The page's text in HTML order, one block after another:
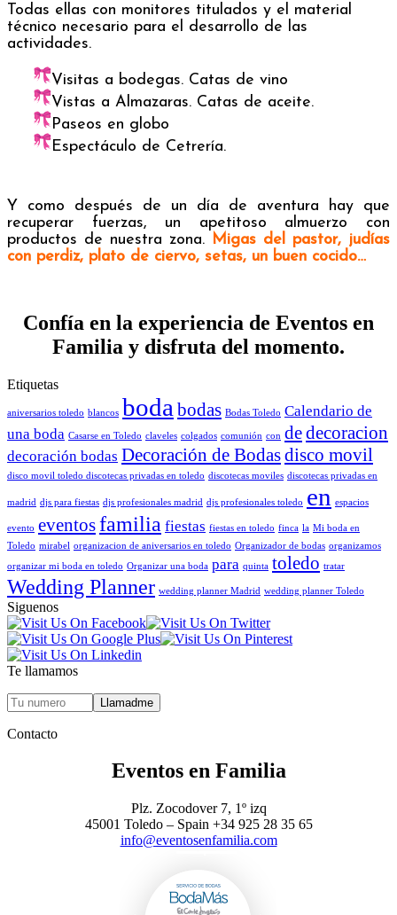
Todas ellas con monitores titulados y el material
técnico necesario para el desarrollo de las
actividades.
Visitas a bodegas. Catas de vino
Vistas a Almazaras. Catas de aceite.
Paseos en globo
Espectáculo de Cetrería.
Y como después de un día de aventura hay que
recuperar fuerzas, un apetitoso almuerzo con
productos de nuestra zona.
Migas del pastor, judías
con perdiz, plato de ciervo, setas, un buen cocido…
Confía en la experiencia de Eventos en
Familia y disfruta del momento.
Etiquetas
aniversarios toledo blancos boda bodas Bodas Toledo Calendario de
una boda Casarse en Toledo claveles colgados comunión con dedecoracion
decoración bodas Decoración de Bodasdisco movil
disco movil toledo discotecas privadas en toledo discotecas moviles discotecas privadas en
madrid djs para fiestas djs profesionales madrid djs profesionales toledo en espacios
evento eventosfamilia fiestas fiestas en toledo finca la Mi boda en
Toledo mirabel organizacion de aniversarios en toledo Organizador de bodas organizamos
organizar mi boda en toledo Organizar una boda para quinta toledo tratar
Wedding Planner wedding planner Madrid wedding planner Toledo
Siguenos
Te llamamos
Contacto
Eventos en Familia
Plz. Zocodover 7, 1º izq
45001 Toledo – Spain +34 925 28 35 65
info@eventosenfamilia.com